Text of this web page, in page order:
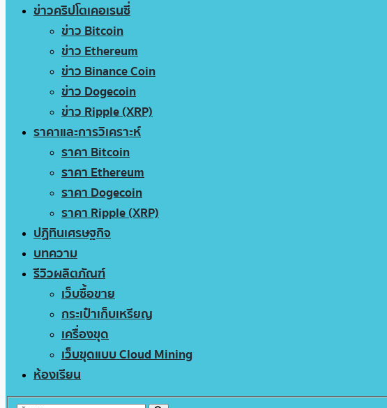
ข่าวคริปโตเคอเรนซี่
ข่าว Bitcoin
ข่าว Ethereum
ข่าว Binance Coin
ข่าว Dogecoin
ข่าว Ripple (XRP)
ราคาและการวิเคราะห์
ราคา Bitcoin
ราคา Ethereum
ราคา Dogecoin
ราคา Ripple (XRP)
ปฏิทินเศรษฐกิจ
บทความ
รีวิวผลิตภัณฑ์
เว็บซื้อขาย
กระเป๋าเก็บเหรียญ
เครื่องขุด
เว็บขุดแบบ Cloud Mining
ห้องเรียน